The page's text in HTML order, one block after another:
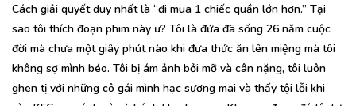
Cách giải quyết duy nhất là “đi mua 1 chiếc quần lớn hơn.” Tại
sao tôi thích đoạn phim này ư? Tôi là đứa đã sống 26 năm cuộc
đời mà chưa một giây phút nào khi đưa thức ăn lên miệng mà tôi
không sợ mình béo. Tôi bị ám ảnh bởi mỡ và cân nặng, tôi luôn
ghen tị với những cô gái mình hạc sương mai và thấy tội lỗi khi